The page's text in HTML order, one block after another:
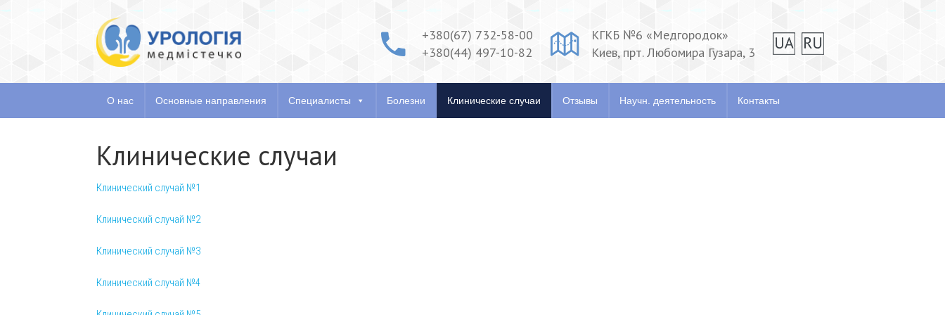
+380(67) 732-58-00
+380(44) 497-10-82
КГКБ №6 «Медгородок»
Киев, прт. Любомира Гузара, 3
О нас Основные направления Специалисты Болезни Клинические случаи Отзывы Научн. деятельность Контакты
О нас Основные направления Болезни Отзывы Научн. деятельность
Клинические случаи
Клинический случай №1
Клинический случай №2
Клинический случай №3
Клинический случай №4